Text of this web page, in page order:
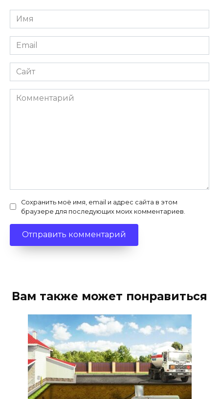
Имя
*
Email
*
Сайт
Комментарий
Сохранить моё имя, email и адрес сайта в этом
браузере для последующих моих комментариев.
Вам также может понравиться